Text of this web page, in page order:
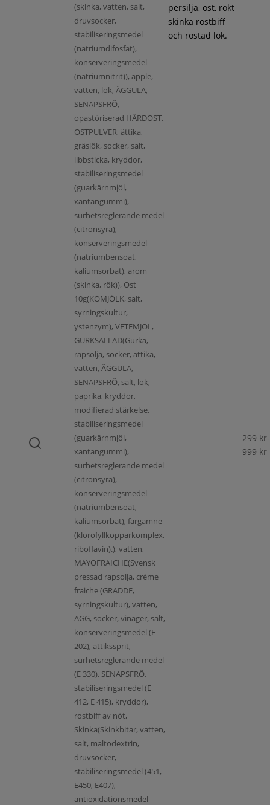
(skinka, vatten, salt,
druvsocker,
stabiliseringsmedel
(natriumdifosfat),
konserveringsmedel
(natriumnitrit)), äpple,
vatten, lök, ÄGGULA,
SENAPSFRÖ,
opastöriserad HÅRDOST,
OSTPULVER, ättika,
gräslök, socker, salt,
libbsticka, kryddor,
stabiliseringsmedel
(guarkärnmjöl,
xantangummi),
surhetsreglerande medel
(citronsyra),
konserveringsmedel
(natriumbensoat,
kaliumsorbat), arom
(skinka, rök)), Ost
10g(KOMJÖLK, salt,
syrningskultur,
ystenzym), VETEMJÖL,
GURKSALLAD(Gurka,
rapsolja, socker, ättika,
vatten, ÄGGULA,
SENAPSFRÖ, salt, lök,
paprika, kryddor,
modifierad stärkelse,
stabiliseringsmedel
(guarkärnmjöl,
xantangummi),
surhetsreglerande medel
(citronsyra),
konserveringsmedel
(natriumbensoat,
kaliumsorbat), färgämne
(klorofyllkopparkomplex,
riboflavin).), vatten,
MAYOFRAICHE(Svensk
pressad rapsolja, crème
fraiche (GRÄDDE,
syrningskultur), vatten,
ÄGG, socker, vinäger, salt,
konserveringsmedel (E
202), ättikssprit,
surhetsreglerande medel
(E 330), SENAPSFRÖ,
stabiliseringsmedel (E
412, E 415), kryddor),
rostbiff av nöt,
Skinka(Skinkbitar, vatten,
salt, maltodextrin,
druvsocker,
stabiliseringsmedel (451,
E450, E407),
antioxidationsmedel
persilja, ost, rökt
skinka rostbiff
och rostad lök.
299 kr-
999 kr